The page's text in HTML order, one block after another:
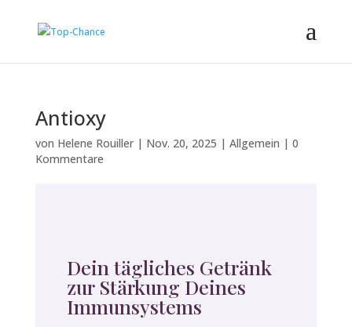
Antioxy
von Helene Rouiller| Nov. 20, 2025 | Allgemein | 0
Kommentare
Dein tägliches Getränk
zur Stärkung Deines
Immunsystems